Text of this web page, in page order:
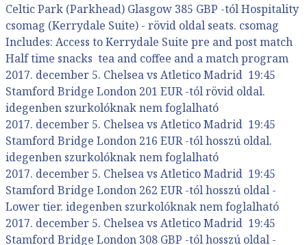
Celtic Park (Parkhead) Glasgow 385 GBP -tól Hospitality
csomag (Kerrydale Suite) - rövid oldal seats. csomag
Includes: Access to Kerrydale Suite pre and post match
Half time snacks tea and coffee and a match program
2017. december 5. Chelsea vs Atletico Madrid 19:45
Stamford Bridge London 201 EUR -tól rövid oldal.
idegenben szurkolóknak nem foglalható
2017. december 5. Chelsea vs Atletico Madrid 19:45
Stamford Bridge London 216 EUR -tól hosszú oldal.
idegenben szurkolóknak nem foglalható
2017. december 5. Chelsea vs Atletico Madrid 19:45
Stamford Bridge London 262 EUR -tól hosszú oldal -
Lower tier. idegenben szurkolóknak nem foglalható
2017. december 5. Chelsea vs Atletico Madrid 19:45
Stamford Bridge London 308 GBP -tól hosszú oldal -